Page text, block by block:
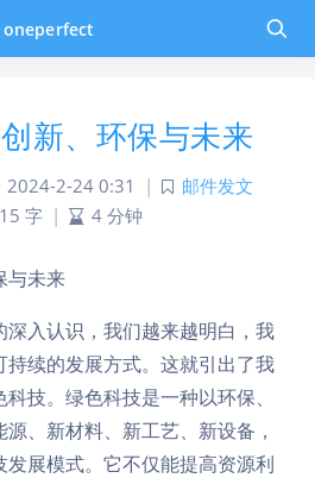
oneperfect
新、环保与未来
2024-2-24 0:31 |
邮件发文
字 | 4 分钟
与未来
入认识，我们越来越明白，我
续的发展方式。这就引出了我
技。绿色科技是一种以环保、
、新材料、新工艺、新设备，
展模式。它不仅能提高资源利